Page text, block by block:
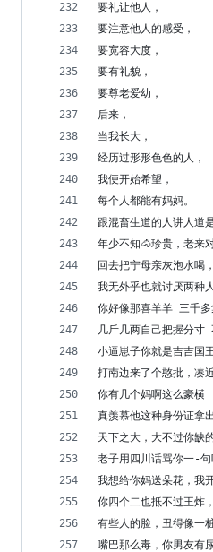
要礼让他人，
要注意他人的感受，
要宽容大度，
要有礼貌，
要尊老爱幼，
后来，
当我长大，
经历过形形色色的人，
我便开始希望，
每个人都能有妈妈。
跟混畜生道的人讲人道
年少不知🐴珍贵，老来
回去把宁母亲灰泡水喝
我无外乎也就讨厌两种
你好像那喜羊羊 三千
几斤几两自己把握分寸
小逼崽子你就是吉吉国
打南边来了个憨批，凑
你有几个妈啊这么豪横
真羡慕他这种身份证拿
天下之大，大不过你缺
老子用四川话骂你一-
我想给你妈送朵花，我
你四个二也抵不过王炸
有些人的脸，丑得像一
嘴巴那么毒，你男友有